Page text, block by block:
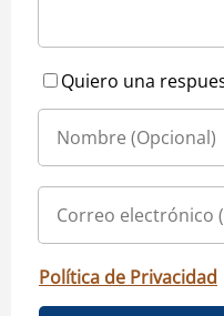
Quiero una
Política de Privacidad